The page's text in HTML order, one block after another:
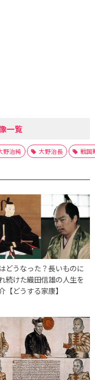
一覧
野治純 大野治長 戦国
どうなった？長いものに
続けた織田信雄の人生を
【どうする家康】